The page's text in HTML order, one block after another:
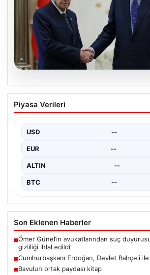
06.08.2026
Cumhurbaşkanı Erdoğan,
Bahçeli ile görüştü
Piyasa Verileri
USD --
EUR --
ALTIN --
BTC --
Son Eklenen Haberler
■Ömer Günel’in avukatlarından suç
gizliliği ihlal edildi’
■Cumhurbaşkanı Erdoğan, Devlet Bahçeli
■Bavulun ortak paydası kitap